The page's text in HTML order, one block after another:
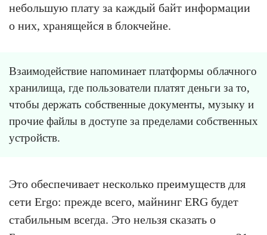
небольшую плату за каждый байт информации
о них, хранящейся в блокчейне.
Взаимодействие напоминает платформы облачного
хранилища, где пользователи платят деньги за то,
чтобы держать собственные документы, музыку и
прочие файлы в доступе за пределами собственных
устройств.
Это обеспечивает несколько преимуществ для
сети Ergo: прежде всего, майнинг ERG будет
стабильным всегда. Это нельзя сказать о